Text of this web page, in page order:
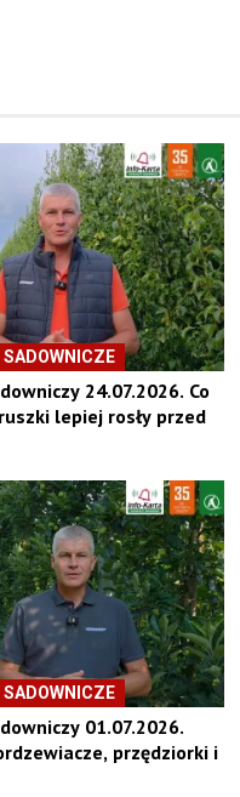
24.07.2026. Co
lepiej rosły przed
01.07.2026.
przędziorki i